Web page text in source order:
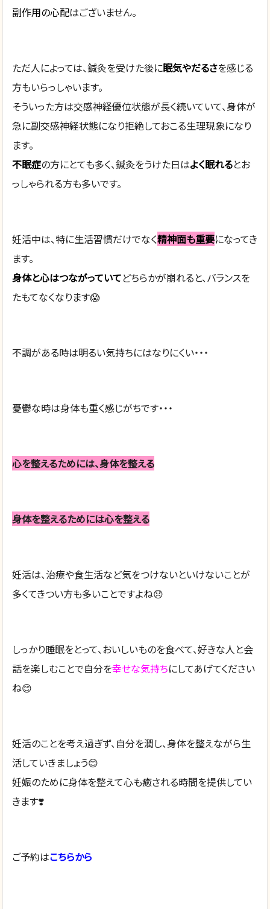
副作用の心配はございません。
ただ人によっては、鍼灸を受けた後に眠気やだるさを感じる
方もいらっしゃいます。
そういった方は交感神経優位状態が長く続いていて、身体が
急に副交感神経状態になり拒絶しておこる生理現象になり
ます。
不眠症の方にとても多く、鍼灸をうけた日はよく眠れるとお
っしゃられる方も多いです。
妊活中は、特に生活習慣だけでなく精神面も重要になってき
ます。
身体と心はつながっていてどちらかが崩れると、バランスを
たもてなくなります😱
不調がある時は明るい気持ちにはなりにくい・・・
憂鬱な時は身体も重く感じがちです・・・
心を整えるためには、身体を整える
身体を整えるためには心を整える
妊活は、治療や食生活など気をつけないといけないことが
多くてきつい方も多いことですよね😞
しっかり睡眠をとって、おいしいものを食べて、好きな人と会
話を楽しむことで自分を幸せな気持ちにしてあげてください
ね😊
妊活のことを考え過ぎず、自分を潤し、身体を整えながら生
活していきましょう😊
妊娠のために身体を整えて心も癒される時間を提供してい
きます❣️
ご予約はこちらから